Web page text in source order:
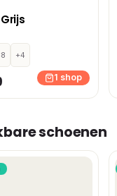
+4
1 shop
schoenen